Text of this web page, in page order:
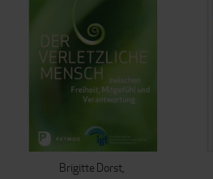
Brigitte Dorst